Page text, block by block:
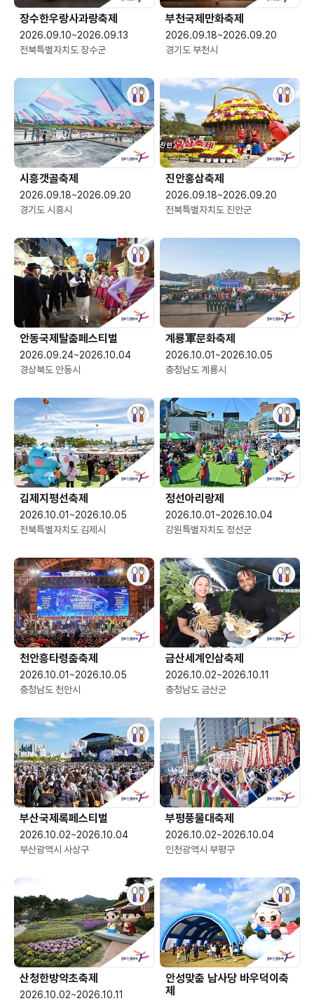
장수한우랑사과랑축제
2026.09.10~2026.09.13
전북특별자치도 장수군
부천국제만화축제
2026.09.18~2026.09.20
경기도 부천시
시흥갯골축제
2026.09.18~2026.09.20
경기도 시흥시
진안홍삼축제
2026.09.18~2026.09.20
전북특별자치도 진안군
안동국제탈춤페스티벌
2026.09.24~2026.10.04
경상북도 안동시
2026.10.01~2026.10.05
충청남도 계룡시
김제지평선축제
2026.10.01~2026.10.05
전북특별자치도 김제시
정선아리랑제
2026.10.01~2026.10.04
강원특별자치도 정선군
천안흥타령춤축제
2026.10.01~2026.10.05
충청남도 천안시
금산세계인삼축제
2026.10.02~2026.10.11
충청남도 금산군
부산국제록페스티벌
2026.10.02~2026.10.04
부산광역시 사상구
부평풍물대축제
2026.10.02~2026.10.04
인천광역시 부평구
산청한방약초축제
2026.10.02~2026.10.11
안성맞춤 남사당 바우덕이축
제